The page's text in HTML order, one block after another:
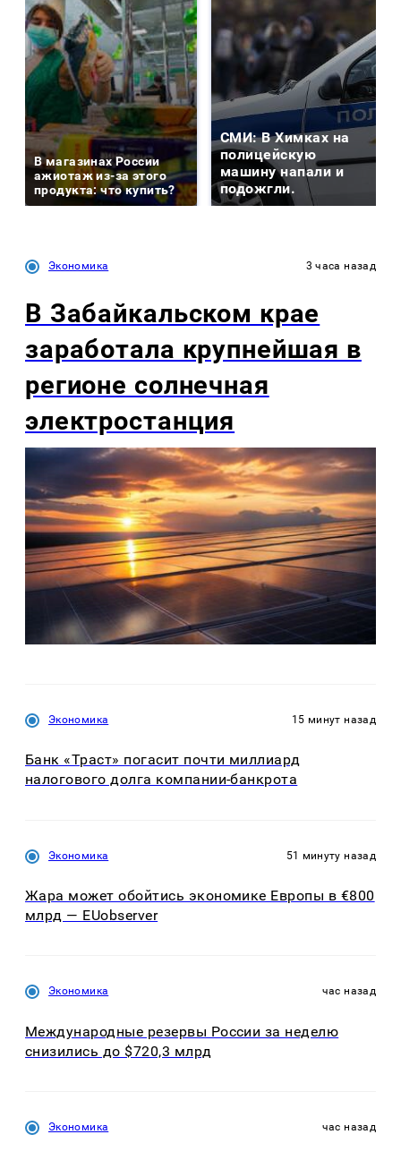
В магазинах России
ажиотаж из-за этого
продукта: что купить?
СМИ: В Химках на
полицейскую
машину напали и
подожгли.
Экономика 3 часа назад
В Забайкальском крае
заработала крупнейшая в
регионе солнечная
электростанция
Экономика 15 минут назад
Банк «Траст» погасит почти миллиард
налогового долга компании-банкрота
Экономика 51 минуту назад
Жара может обойтись экономике Европы в €800
млрд — EUobserver
Экономика час назад
Международные резервы России за неделю
снизились до $720,3 млрд
Экономика час назад